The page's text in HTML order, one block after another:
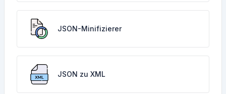
JSON-Minifizierer
JSON zu XML